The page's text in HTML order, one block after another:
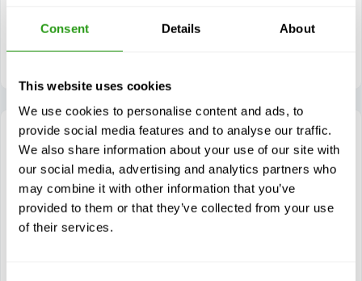
Consent Details About
This website uses cookies
We use cookies to personalise content and ads, to
provide social media features and to analyse our traffic.
We also share information about your use of our site with
our social media, advertising and analytics partners who
may combine it with other information that you’ve
provided to them or that they’ve collected from your use
of their services.
Reddingstechnieken toepassen in afgelegen
windturbineomgevingen
GWO Basic Safety Training (offshore)
5 dag(en)
GWO Basic Safety Training is de essentiële certificering